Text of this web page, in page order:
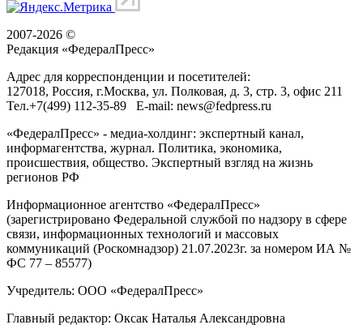
2007-2026 ©
Редакция «ФедералПресс»
Адрес для корреспонденции и посетителей:
127018, Россия, г.Москва, ул. Полковая, д. 3, стр. 3, офис 211
Тел.+7(499) 112-35-89 E-mail: news@fedpress.ru
«ФедералПресс» - медиа-холдинг: экспертный канал,
информагентства, журнал. Политика, экономика,
происшествия, общество. Экспертный взгляд на жизнь
регионов РФ
Информационное агентство «ФедералПресс»
(зарегистрировано Федеральной службой по надзору в сфере
связи, информационных технологий и массовых
коммуникаций (Роскомнадзор) 21.07.2023г. за номером ИА №
ФС 77 – 85577)
Учредитель: ООО «ФедералПресс»
Главный редактор: Оксак Наталья Александровна